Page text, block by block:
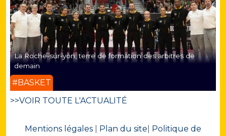
La Roche-sur-yon, terre de formation des arbitres de
demain
#BASKET
>>VOIR TOUTE L'ACTUALITÉ
Mentions légales Plan du site Politique de